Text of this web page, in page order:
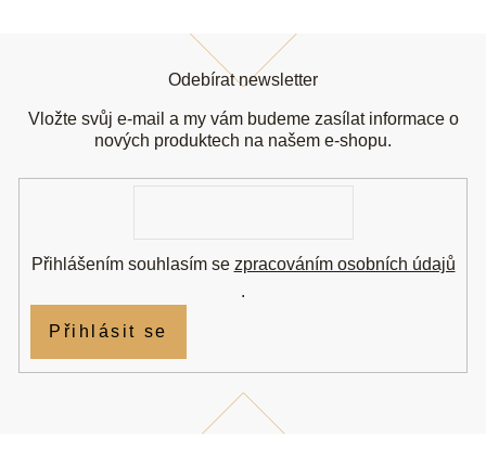
Odebírat newsletter
Vložte svůj e-mail a my vám budeme zasílat informace o
nových produktech na našem e-shopu.
Přihlášením souhlasím se zpracováním osobních údajů
.
Přihlásit se